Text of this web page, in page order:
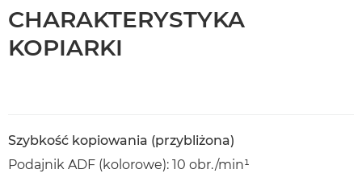
CHARAKTERYSTYKA
KOPIARKI
Szybkość kopiowania (przybliżona)
Podajnik ADF (kolorowe): 10 obr./min¹